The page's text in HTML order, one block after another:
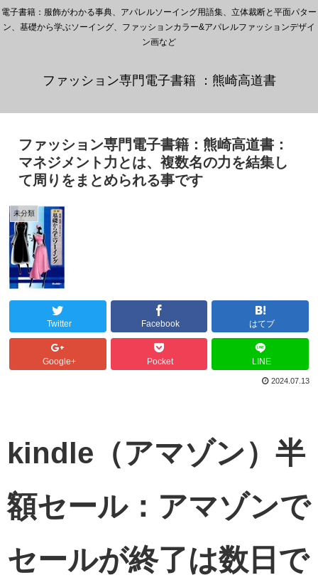
電子書籍：服飾がわかる事典、アパレルソーイング用語集、立体裁断と平面パター
ン、基礎から学ぶソーイング、ファッションカラー&アパレルファッションデザイ
ン画など
ファッション専門電子書籍 ：熊崎高道書
ファッション専門電子書籍：熊崎高道書：
マネジメント力とは、複数名の力を結集し
て周りをまとめられる事です
未分類
Twitter Facebook はてブ
Google+ Pocket LINE
2024.07.13
kindle （アマゾン） 半
額セール：アマゾンで
セールが終了は数日で